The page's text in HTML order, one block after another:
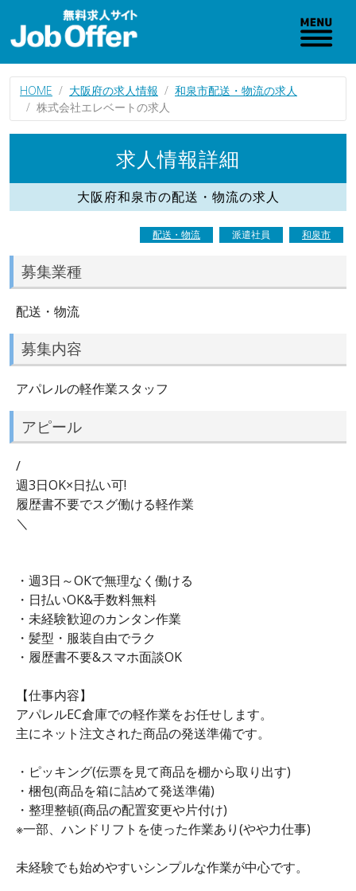
HOME 大阪府の求人情報
和泉市配送・物流の求人
株式会社エレベートの求人
求人情報詳細
大阪府和泉市の配送・物流の求人
配送・物流 派遣社員 和泉市
募集業種
配送・物流
募集内容
アパレルの軽作業スタッフ
アピール
/
週3日OK×日払い可!
履歴書不要でスグ働ける軽作業
＼
・週3日～OKで無理なく働ける
・日払いOK&手数料無料
・未経験歓迎のカンタン作業
・髪型・服装自由でラク
・履歴書不要&スマホ面談OK
【仕事内容】
アパレルEC倉庫での軽作業をお任せします。
主にネット注文された商品の発送準備です。
・ピッキング(伝票を見て商品を棚から取り出す)
・梱包(商品を箱に詰めて発送準備)
・整理整頓(商品の配置変更や片付け)
※一部、ハンドリフトを使った作業あり(やや力仕事)
未経験でも始めやすいシンプルな作業が中心です。